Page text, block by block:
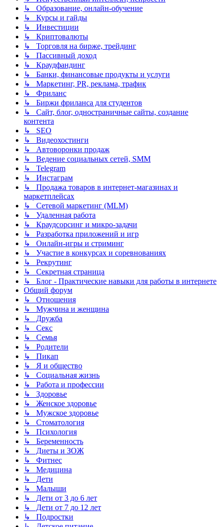
↳ Образование, онлайн-обучение
↳ Курсы и гайды
↳ Инвестиции
↳ Криптовалюты
↳ Торговля на бирже, трейдинг
↳ Пассивный доход
↳ Краудфандинг
↳ Банки, финансовые продукты и услуги
↳ Маркетинг, PR, реклама, трафик
↳ Фриланс
↳ Биржи фриланса для студентов
↳ Сайт, блог, одностраничные сайты, создание
контента
↳ SEO
↳ Видеохостинги
↳ Автоворонки продаж
↳ Ведение социальных сетей, SMM
↳ Telegram
↳ Инстаграм
↳ Продажа товаров в интернет-магазинах и
маркетплейсах
↳ Сетевой маркетинг (MLM)
↳ Удаленная работа
↳ Краудсорсинг и микро-задачи
↳ Разработка приложений и игр
↳ Онлайн-игры и стриминг
↳ Участие в конкурсах и соревнованиях
↳ Рекрутинг
↳ Секретная страница
↳ Блог - Практические навыки для работы в интернете
Общий форум
↳ Отношения
↳ Мужчина и женщина
↳ Дружба
↳ Секс
↳ Семья
↳ Родители
↳ Пикап
↳ Я и общество
↳ Социальная жизнь
↳ Работа и профессии
↳ Здоровье
↳ Женское здоровье
↳ Мужское здоровье
↳ Стоматология
↳ Психология
↳ Беременность
↳ Диеты и ЗОЖ
↳ Фитнес
↳ Медицина
↳ Дети
↳ Малыши
↳ Дети от 3 до 6 лет
↳ Дети от 7 до 12 лет
↳ Подростки